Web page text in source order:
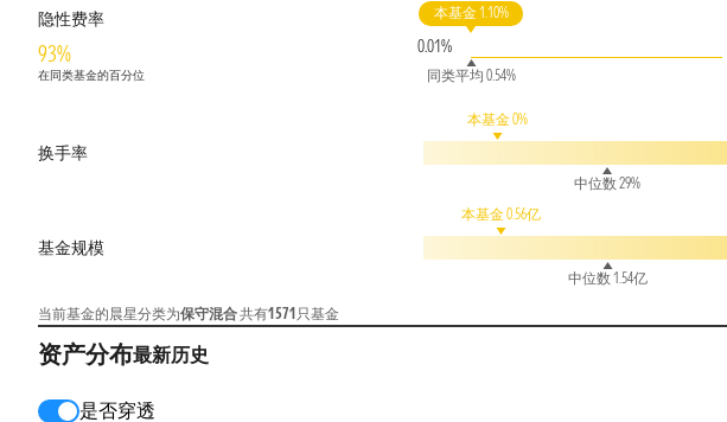
隐性费率
93%
在同类基金的百分位
0.01%
本基金 1.10%
同类平均 0.54%
换手率
本基金 0%
中位数 29%
基金规模
本基金 0.56亿
中位数 1.54亿
当前基金的晨星分类为保守混合共有1571 只基金
资产分布最新历史
是否穿透